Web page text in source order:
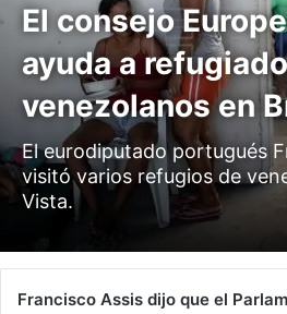
El consejo
ayuda a
venezolanos en
El eurodiputado portugués
visitó varios refugios de
Vista.
Francisco Assis dijo que el